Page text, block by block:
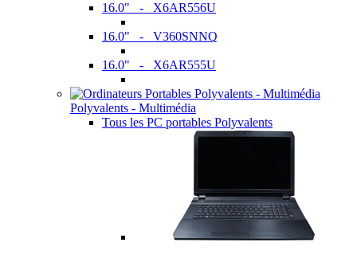
16.0" - X6AR556U
16.0" - V360SNNQ
16.0" - X6AR555U
Polyvalents - Multimédia
Tous les PC portables Polyvalents